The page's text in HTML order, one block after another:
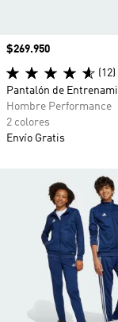
Precio
$269.950
(12)
Pantalón de
Hombre Performance
2 colores
Envío Gratis